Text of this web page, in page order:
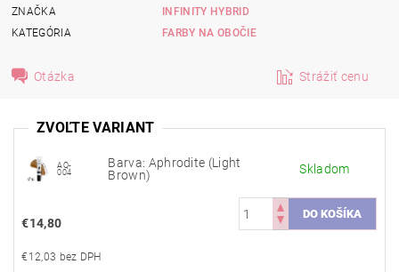
ZNAČKA
INFINITY HYBRID
KATEGÓRIA
FARBY NA OBOČIE
Otázka Strážiť cenu
ZVOĽTE VARIANT
AQ-
004
Barva: Aphrodite (Light
Brown)
Skladom
€14,80
€12,03 bez DPH